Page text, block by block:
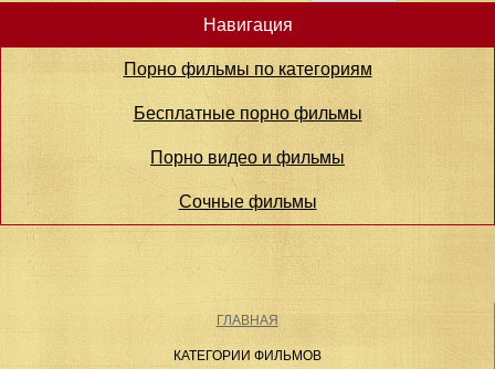
Навигация
Порно фильмы по категориям
Бесплатные порно фильмы
Порно видео и фильмы
Сочные фильмы
ГЛАВНАЯ
КАТЕГОРИИ ФИЛЬМОВ